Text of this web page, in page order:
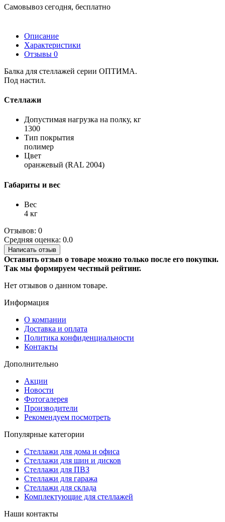
Самовывоз сегодня, бесплатно
Описание
Характеристики
Отзывы 0
Балка для стеллажей серии ОПТИМА.
Под настил.
Стеллажи
Допустимая нагрузка на полку, кг
1300
Тип покрытия
полимер
Цвет
оранжевый (RAL 2004)
Габариты и вес
Вес
4 кг
Отзывов: 0
Средняя оценка: 0.0
Написать отзыв
Оставить отзыв о товаре можно только после его покупки.
Так мы формируем честный рейтинг.
Нет отзывов о данном товаре.
Информация
О компании
Доставка и оплата
Политика конфиденциальности
Контакты
Дополнительно
Акции
Новости
Фотогалерея
Производители
Рекомендуем посмотреть
Популярные категории
Стеллажи для дома и офиса
Стеллажи для шин и дисков
Стеллажи для ПВЗ
Стеллажи для гаража
Стеллажи для склада
Комплектующие для стеллажей
Наши контакты